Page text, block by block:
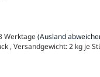
Werktage(Ausland
, Versandgewicht:2 kg je